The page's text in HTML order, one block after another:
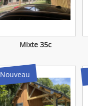
Mixte 35c
Nouveau